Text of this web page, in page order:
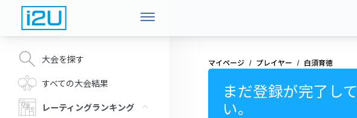
大会を探す
すべての大会結果
レーティングランキング
マイページ プレイヤー 白須育徳
まだ登録が完了し
い。